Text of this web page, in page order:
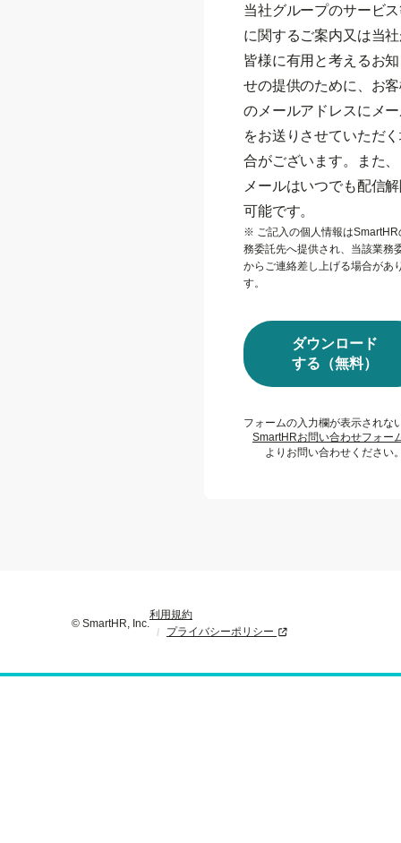
当社グループのサービ
に関するご案内又は当
皆様に有用と考えるお
せの提供のために、お
のメールアドレスにメ
をお送りさせていただ
合がございます。また、
メールはいつでも配信
可能です。
※ ご記入の個人情報はSmartHR
務委託先へ提供され、当該業務
からご連絡差し上げる場合があ
す。
ダウンロード
する（無料）
フォームの入力欄が表示されな
SmartHRお問い合わせフォー
よりお問い合わせください
© SmartHR, Inc.
利用規約
プライバシーポリシー 新規タブまたはウィンド